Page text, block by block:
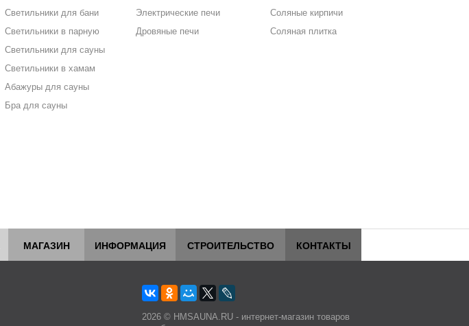
Светильники для бани
Светильники в парную
Светильники для сауны
Светильники в хамам
Абажуры для сауны
Бра для сауны
Электрические печи
Дровяные печи
Соляные кирпичи
Соляная плитка
МАГАЗИН ИНФОРМАЦИЯ СТРОИТЕЛЬСТВО КОНТАКТЫ
2026 © HMSAUNA.RU - интернет-магазин товаров